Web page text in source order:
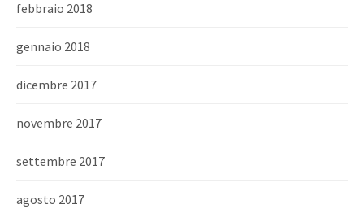
febbraio 2018
gennaio 2018
dicembre 2017
novembre 2017
settembre 2017
agosto 2017